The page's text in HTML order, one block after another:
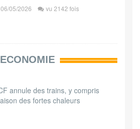
06/05/2026 vu 2142 fois
ECONOMIE